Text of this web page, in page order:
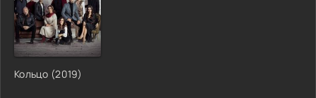
Кольцо (2019)